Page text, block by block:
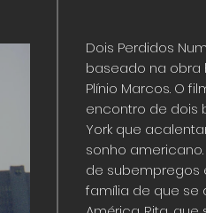
Dois Perdidos
baseado na obra
Plínio Marcos. O
encontro de dois
York que
sonho
de subempregos
família de que se